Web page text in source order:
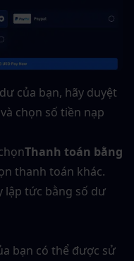
của bạn, hãy duyệt
chọn số tiền nạp
Thanh toán bằng
thanh toán khác.
lập tức bằng số dư
bạn có thể được sử